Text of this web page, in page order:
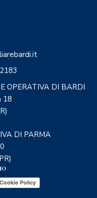
OPERATIVA DI BARDI
18
DI PARMA
Cookie Policy